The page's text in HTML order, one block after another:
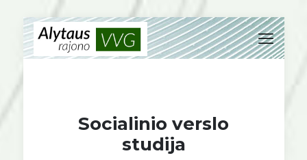
Socialinio verslo
studija